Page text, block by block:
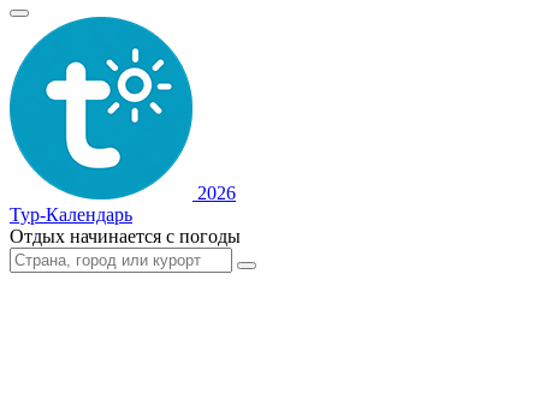
2026
Тур-Календарь
Отдых начинается с погоды